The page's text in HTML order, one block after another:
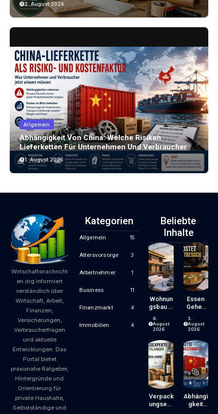
2. August 2026
Allgemein
Abhängigkeit Von China: Welche Risiken
Lieferketten Für Unternehmen Und Verbraucher
Bergen
1. August 2026
Wirtschaftsnachricht
en.org informiert
verständlich über
Wirtschaft, Arbeit,
Finanzen,
Versicherungen,
Verbraucherfragen
und aktuelle
Entwicklungen. Das
Portal bietet
praxisnahe Ratgeber,
Hintergründe und
Orientierung für
private Haushalte,
Selbstständige und
Kategorien
Allgemein 15
Altersvorsorge 3
Arbeitnehmer 1
Business 11
Finanzmarkt 4
Immobilien 4
Beliebte
Inhalte
Wohnun
Gsbau In
Krise:
Worauf
En Und
Käufer
Bei
Kosten,
Finanzie
Rung
Zeitplan
Achten
6.
August
2026
Essen
Gehen
Zum
Luxus?
Gastron
Omiepre
Ise
Entsteh
En Und
Worauf
Gäste
Achten
Können
3.
August
2026
Verpack
Ungsexp
Abhängi
Gkeit